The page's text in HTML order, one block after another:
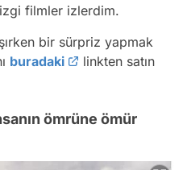
filmler izlerdim.
bir sürpriz yapmak
buradaki
linkten satın
ömrüne ömür